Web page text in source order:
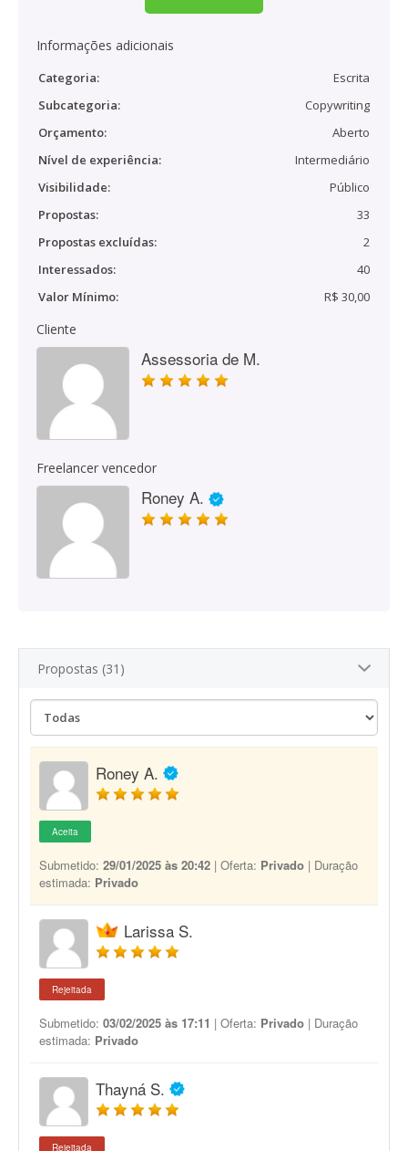
Informações adicionais
Categoria:
Escrita
Subcategoria:
Copywriting
Orçamento:
Aberto
Nível de experiência:
Intermediário
Visibilidade:
Público
Propostas:
33
Propostas excluídas:
2
Interessados:
40
Valor Mínimo:
R$ 30,00
Cliente
Assessoria de M.
Freelancer vencedor
Roney A.
Propostas (31)
Roney A.
Aceita
Submetido: 29/01/2025 às 20:42 | Oferta: Privado | Duração
estimada: Privado
Larissa S.
Rejeitada
Submetido: 03/02/2025 às 17:11 | Oferta: Privado | Duração
estimada: Privado
Thayná S.
Rejeitada